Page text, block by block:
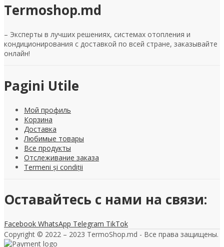
Termoshop.md
– Эксперты в лучших решениях, системах отопления и
кондиционирования с доставкой по всей стране, заказывайте
онлайн!
Pagini Utile
Мой профиль
Корзина
Доставка
Любимые товары
Все продукты
Отслеживание заказа
Termeni și condiții
Оставайтесь с нами на связи:
Facebook WhatsApp Telegram TikTok
Copyright © 2022 – 2023 TermoShop.md - Все права защищены.